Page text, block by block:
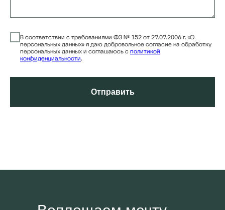
В соответствии с требованиями ФЗ № 152 от 27.07.2006 г. «О
персональных данных» я даю добровольное согласие на обработку
персональных данных и соглашаюсь с политикой
конфиденциальности.
Отправить